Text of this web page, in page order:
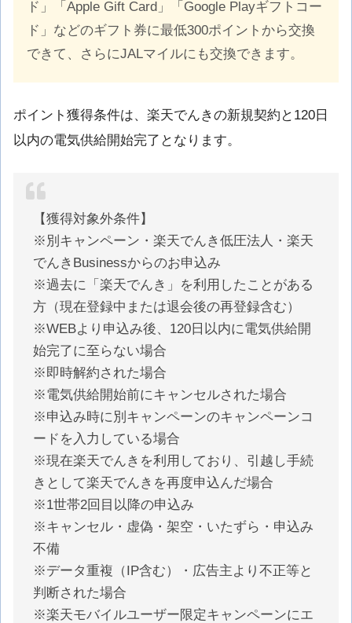
ド」「Apple Gift Card」「Google Playギフトコー
ド」などのギフト券に最低300ポイントから交換
できて、さらにJALマイルにも交換できます。
ポイント獲得条件は、楽天でんきの新規契約と120日
以内の電気供給開始完了となります。
【獲得対象外条件】
※別キャンペーン・楽天でんき低圧法人・楽天
でんきBusinessからのお申込み
※過去に「楽天でんき」を利用したことがある
方（現在登録中または退会後の再登録含む）
※WEBより申込み後、120日以内に電気供給開
始完了に至らない場合
※即時解約された場合
※電気供給開始前にキャンセルされた場合
※申込み時に別キャンペーンのキャンペーンコ
ードを入力している場合
※現在楽天でんきを利用しており、引越し手続
きとして楽天でんきを再度申込んだ場合
※1世帯2回目以降の申込み
※キャンセル・虚偽・架空・いたずら・申込み
不備
※データ重複（IP含む）・広告主より不正等と
判断された場合
※楽天モバイルユーザー限定キャンペーンにエ